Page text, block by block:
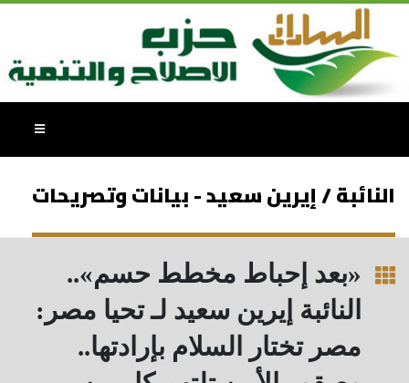
النائبة / إيرين سعيد - بيانات وتصريحات
«بعد إحباط مخطط حسم»..
النائبة إيرين سعيد لـ تحيا مصر:
مصر تختار السلام بإرادتها..